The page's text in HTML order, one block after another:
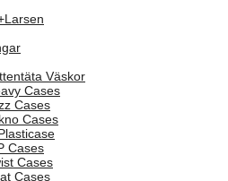
Väskor
Cases
Cases
Cases
Cases
Cases
Cases